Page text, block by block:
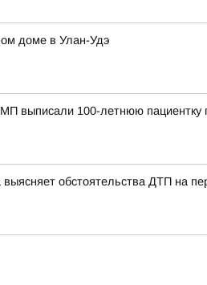
доме в Улан-Удэ
выписали 100-летнюю пациентку
выясняет обстоятельства ДТП на